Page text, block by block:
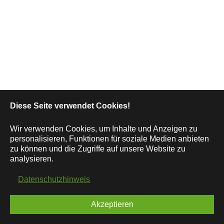
Diese Seite verwendet Cookies!
Wir verwenden Cookies, um Inhalte und Anzeigen zu
personalisieren, Funktionen für soziale Medien anbieten
zu können und die Zugriffe auf unsere Website zu
analysieren.
Datenschutzhinweis
Akzeptieren